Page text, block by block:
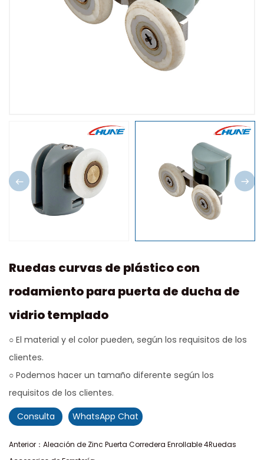
Ruedas curvas de plástico con
rodamiento para puerta de ducha de
vidrio templado
○ El material y el color pueden, según los requisitos de los
clientes.
○ Podemos hacer un tamaño diferente según los
requisitos de los clientes.
Consulta
WhatsApp Chat
Anterior：Aleación de Zinc Puerta Corredera Enrollable 4Ruedas